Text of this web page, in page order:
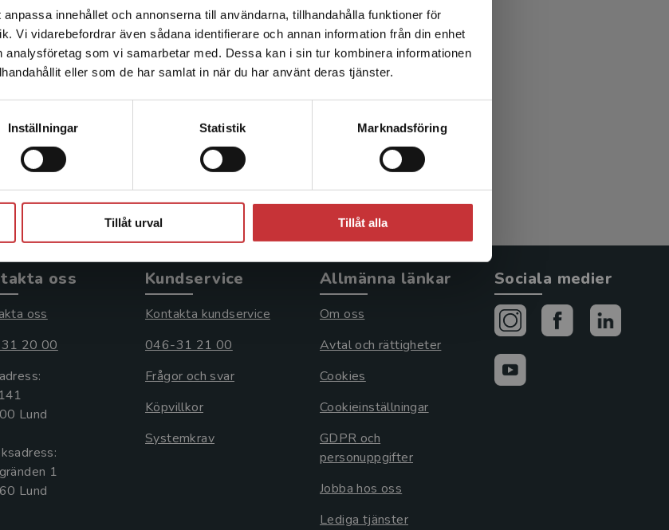
innehållet och annonserna till användarna, tillhandahålla funktioner för
Vi vidarebefordrar även sådana identifierare och annan information från din enhet
som vi samarbetar med. Dessa kan i sin tur kombinera informationen
eller som de har samlat in när du har använt deras tjänster.
Inställningar Statistik Marknadsföring
Tillåt urval Tillåt alla
som att du besöker studentlitteratur.se via en
Sverige. Vi erbjuder inte leveranser utanför
För att kunna slutföra ett köp måste
vara i Sverige.Läs mer
Processorienterad elevhälsa
Askne, Jonas
356 krinkl. moms
Exkl. moms: 336 kr
oss
oss
20 00
Lund
1
Kundservice
Kontakta kundservice
046-31 21 00
Frågor och svar
Köpvillkor
Systemkrav
Allmänna länkar
Om oss
Avtal och rättigheter
Cookies
Cookieinställningar
GDPR och
personuppgifter
Jobba hos oss
Lediga tjänster
Sociala medier